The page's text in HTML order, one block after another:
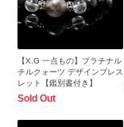
【X.G 一点もの】プラチナル
チルクォーツ デザインブレス
レット【鑑別書付き】
Sold Out